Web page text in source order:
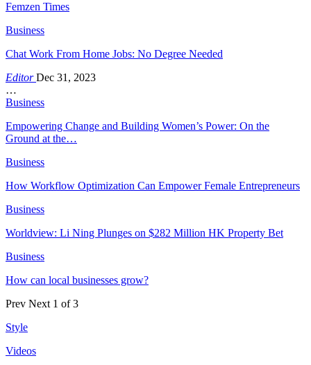
Femzen Times
Business
Chat Work From Home Jobs: No Degree Needed
EditorDec 31, 2023
…
Business
Empowering Change and Building Women’s Power: On the
Ground at the…
Business
How Workflow Optimization Can Empower Female Entrepreneurs
Business
Worldview: Li Ning Plunges on $282 Million HK Property Bet
Business
How can local businesses grow?
Prev Next 1 of 3
Style
Videos